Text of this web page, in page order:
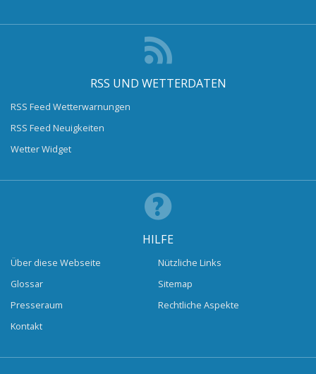
RSS UND WETTERDATEN
RSS Feed Wetterwarnungen
RSS Feed Neuigkeiten
Wetter Widget
HILFE
Über diese Webseite
Glossar
Presseraum
Kontakt
Nützliche Links
Sitemap
Rechtliche Aspekte